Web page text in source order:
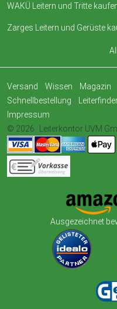
WAKÜ Leitern und Tritte
Zarges Leitern und Gerüste
Versand Wissen Magazin
Schnellbestellung
Impressum
© 2026
Leiterkontor UVM
Ausgezeichnet